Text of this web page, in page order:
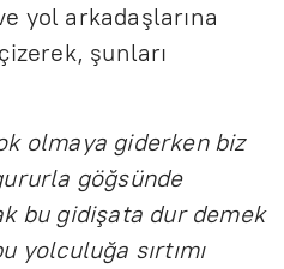
yol arkadaşlarına
şunları
olmaya giderken biz
göğsünde
bu gidişata dur demek
yolculuğa sırtımı